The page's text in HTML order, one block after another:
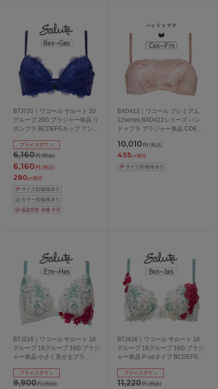
BTJ720｜ワコール サルート 20
グループ 20G ブラジャー単品 リ
ボンブラ BCDEFGカップ アンダ
6,160円(税込)
プライスダウン
6,160円 (税込)
280pt獲得
BXD412｜ワコール プレミアム
12series BXD412シリーズ バン
ドゥブラ ブラジャー単品 CDEF
10,010 円 (税込)
455pt獲得
BTJ216｜ワコール サルート 16
グループ 16グループ 16G ブラジ
ャー単品 小さく見せるブラ
70/75/80/85cm
9,900円(税込)
プライスダウン
BTJ416｜ワコール サルート 16
グループ 16グループ 16G ブラジ
ャー単品 P-upタイプ BCDEFGHI
11,220円(税込)
プライスダウン